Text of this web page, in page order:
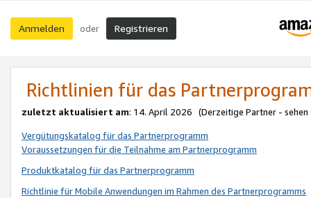
Anmelden oder Registrieren
Richtlinien für das
zuletzt aktualisiert am: 14. April 2026 (Derzeitige Partner - sehen
Vergütungskatalog für das Partnerprogramm
Voraussetzungen für die Teilnahme am Partnerprogramm
Produktkatalog für das Partnerprogramm
Richtlinie für Mobile Anwendungen im Rahmen des Partnerprogramms